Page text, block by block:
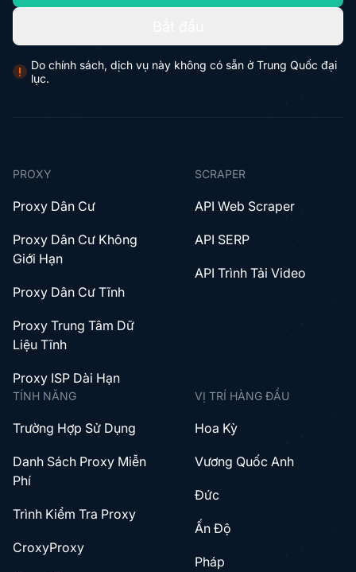
Do chính sách, dịch vụ này không có sẵn ở Trung Quốc đại
lục.
PROXY
Proxy Dân Cư
Proxy Dân Cư Không
Giới Hạn
Proxy Dân Cư Tĩnh
Proxy Trung Tâm Dữ
Liệu Tĩnh
Proxy ISP Dài Hạn
SCRAPER
API Web Scraper
API SERP
API Trình Tải Video
TÍNH NĂNG
Trường Hợp Sử Dụng
Danh Sách Proxy Miễn
Phí
Trình Kiểm Tra Proxy
CroxyProxy
VỊ TRÍ HÀNG ĐẦU
Hoa Kỳ
Vương Quốc Anh
Đức
Ấn Độ
Pháp